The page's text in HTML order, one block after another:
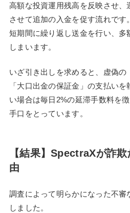
高額な投資運用残高を反映させ、
させて追加の入金を促す流れで
短期間に繰り返し送金を行い、多
しまいます。
いざ引き出しを求めると、虚偽の
「大口出金の保証金」の支払い
い場合は毎日2%の延滞手数料を
手口をとっています。
【結果】SpectraXが詐
由
調査によって明らかになった不審
しました。